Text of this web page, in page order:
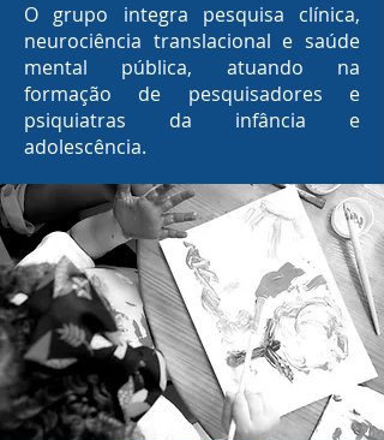
O grupo integra pesquisa clínica,
neurociência translacional e saúde
mental pública, atuando na
formação de pesquisadores e
psiquiatras da infância e
adolescência.